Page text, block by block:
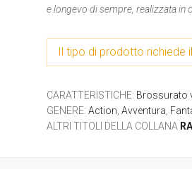
e longevo di sempre, realizzata in
Il tipo di prodotto richiede
CARATTERISTICHE: Brossurato
GENERE:Action ,Avventura
ALTRI TITOLI DELLA COLLANA